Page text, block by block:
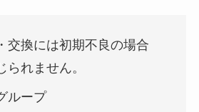
交換には初期不良の場合
られません。
ループ